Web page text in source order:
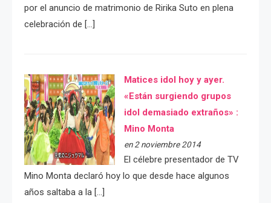
por el anuncio de matrimonio de Ririka Suto en plena
celebración de […]
Matices idol hoy y ayer.
«Están surgiendo grupos
idol demasiado extraños» :
Mino Monta
en 2 noviembre 2014
El célebre presentador de TV
Mino Monta declaró hoy lo que desde hace algunos
años saltaba a la […]